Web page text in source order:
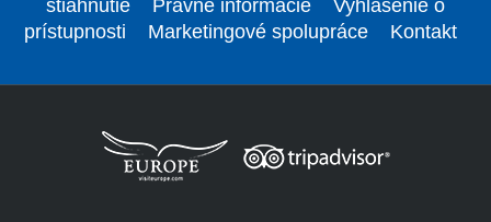
stiahnutie
Právne informácie
Vyhlásenie o
prístupnosti
Marketingové spolupráce Kontakt